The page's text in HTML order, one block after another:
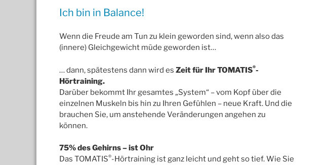
Ich bin in Balance!
Wenn die Freude am Tun zu klein geworden sind, wenn also das
(innere) Gleichgewicht müde geworden ist…
… dann, spätestens dann wird es Zeit für Ihr TOMATIS®-
Hörtraining.
Darüber bekommt Ihr gesamtes „System“ – vom Kopf über die
einzelnen Muskeln bis hin zu Ihren Gefühlen – neue Kraft. Und die
brauchen Sie, um anstehende Veränderungen angehen zu
können.
75% des Gehirns – ist Ohr
Das TOMATIS®-Hörtraining ist ganz leicht und geht so tief. Wie Sie